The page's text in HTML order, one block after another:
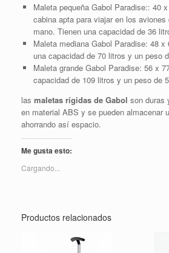
Maleta pequeña Gabol Paradise:: 40
cabina apta para viajar en los aviones
mano. Tienen una capacidad de 36
Maleta mediana Gabol Paradise: 48
una capacidad de 70 litros y un peso
Maleta grande Gabol Paradise: 56 x
capacidad de 109 litros y un peso de
las maletas rígidas de Gabol son duras
en material ABS y se pueden almacenar
ahorrando así espacio.
Me gusta esto:
Cargando...
Productos relacionados